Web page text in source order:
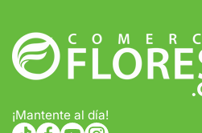
Tiempo de entrega
Gratis en compras de
¡Mantente al día!